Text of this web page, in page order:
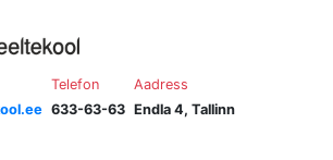
Telefon
633-63-63
Aadress
Endla 4, Tallinn